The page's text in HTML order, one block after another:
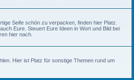
Seife schön zu verpacken, finden hier Platz.
Eure. Steuert Eure Ideen in Wort und Bild bei
hier nach.
Hier ist Platz für sonstige Themen rund um